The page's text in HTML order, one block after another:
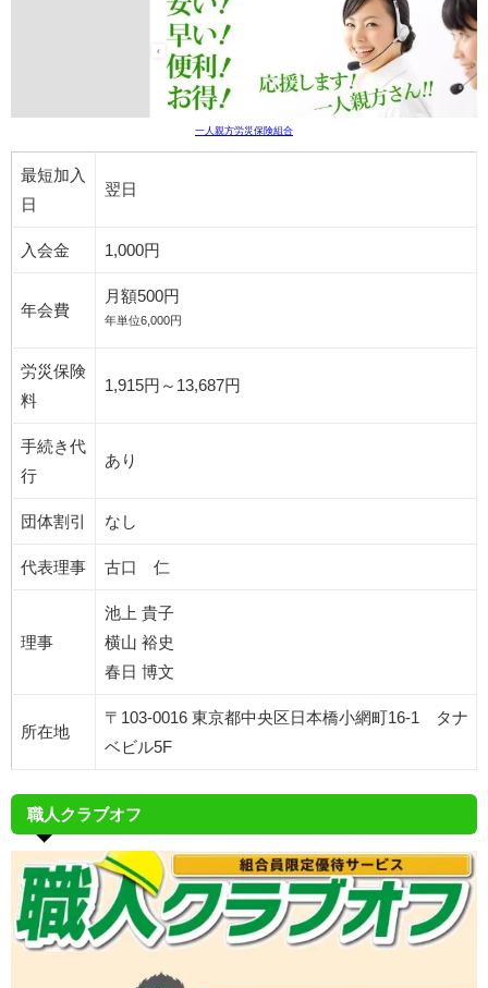
一人親方労災保険組合
最短加入
日
翌日
入会金 1,000円
年会費
月額500円
年単位6,000円
労災保険
料
1,915円～13,687円
手続き代
行
あり
団体割引 なし
代表理事 古口 仁
理事
池上 貴子
横山 裕史
春日 博文
所在地
〒103-0016 東京都中央区日本橋小網町16-1 タナ
ベビル5F
職人クラブオフ